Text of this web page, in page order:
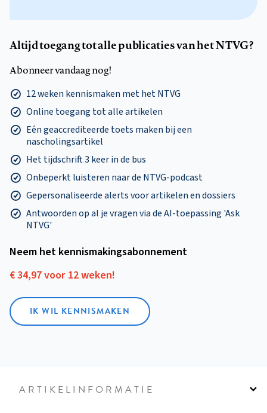
Altijd toegang tot alle publicaties van het NTVG?
Abonneer vandaag nog!
12 weken kennismaken met het NTVG
Online toegang tot alle artikelen
Eén geaccrediteerde toets maken bij een
nascholingsartikel
Het tijdschrift 3 keer in de bus
Onbeperkt luisteren naar de NTVG-podcast
Gepersonaliseerde alerts voor artikelen en dossiers
Antwoorden op al je vragen via de AI-toepassing 'Ask
NTVG'
Neem het kennismakings­abonnement
€ 34,97 voor 12 weken!
IK WIL KENNISMAKEN
ARTIKELINFORMATIE